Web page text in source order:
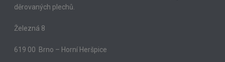
děrovaných plechů.
Železná 8
619 00 Brno – Horní Heršpice